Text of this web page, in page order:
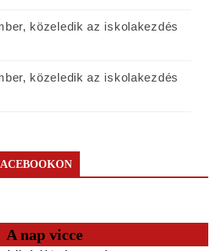
közeledik az iskolakezdés
közeledik az iskolakezdés
A nap vicce